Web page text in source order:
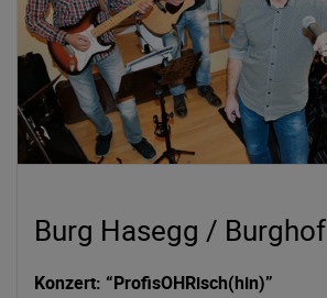
Burg Hasegg / Burghof
Konzert: “ProfisOHRisch(hin)”